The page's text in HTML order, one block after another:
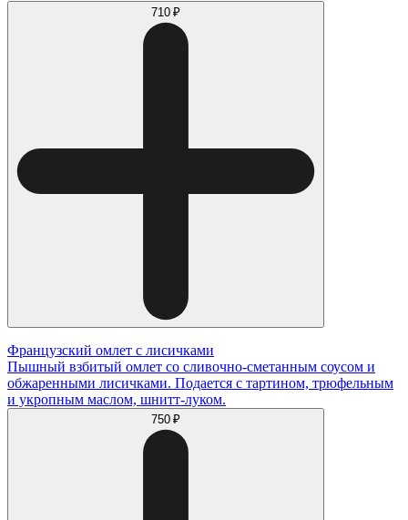
710 ₽
Французский омлет с лисичками
Пышный взбитый омлет со сливочно-сметанным соусом и
обжаренными лисичками. Подается с тартином, трюфельным
и укропным маслом, шнитт-луком.
750 ₽